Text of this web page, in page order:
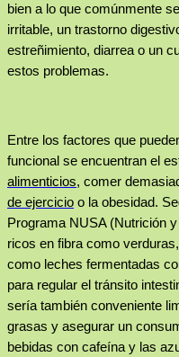
bien a lo que comúnmente
irritable, un trastorno
estreñimiento, diarrea o un
estos problemas.
Entre los factores que
funcional se encuentran el
alimenticios, comer
de ejercicio o la obesidad.
Programa NUSA (Nutrición
ricos en fibra como
como leches fermentadas
para regular el tránsito
sería también conveniente
grasas y asegurar un
bebidas con cafeína y las